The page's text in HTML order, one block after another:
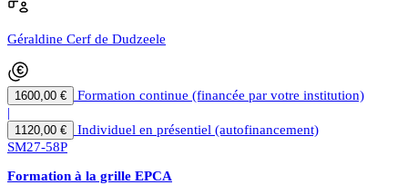
Géraldine Cerf de Dudzeele
1600,00 €
Formation continue (financée par votre institution)
|
1120,00 €
Individuel en présentiel (autofinancement)
SM27-58P
Formation à la grille EPCA